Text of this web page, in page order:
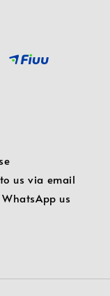
us via email
us